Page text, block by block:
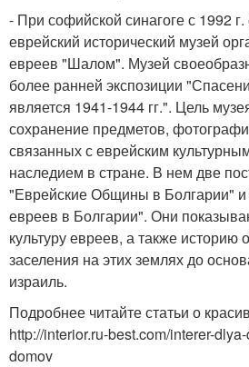
- При софийской синагоге с 1992
еврейский исторический музей
евреев "Шалом". Музей
более ранней экспозиции
является 1941-1944 гг.". Цель
сохранение предметов,
связанных с еврейским
наследием в стране. В нем две
"Еврейские Общины в Болгарии" и
евреев в Болгарии". Они
культуру евреев, а также
заселения на этих землях до
израиль.
Подробнее читайте статьи о
http://interior.ru-best.com/interer-
domov